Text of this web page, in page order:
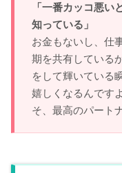
「一番カッコ悪い
知っている」
お金もないし、仕
期を共有している
をして輝いている
嬉しくなるんです
そ、最高のパート